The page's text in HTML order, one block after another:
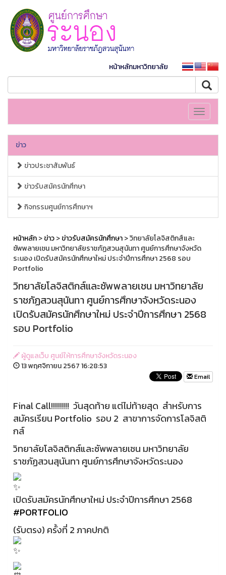
หน้าหลักมหาวิทยาลัย
Toggle
ข่าว
ข่าวประชาสัมพันธ์
ข่าวรับสมัครนักศึกษา
กิจกรรมศูนย์การศึกษาฯ
หน้าหลัก>ข่าว>ข่าวรับสมัครนักศึกษา> วิทยาลัยโลจิสติกส์และ
ซัพพลายเชน มหาวิทยาลัยราชภัฏสวนสุนันทา ศูนย์การศึกษาจังหวัด
ระนอง เปิดรับสมัครนักศึกษาใหม่ ประจำปีการศึกษา 2568 รอบ
Portfolio
วิทยาลัยโลจิสติกส์และซัพพลายเชน มหาวิทยาลัย
ราชภัฏสวนสุนันทา ศูนย์การศึกษาจังหวัดระนอง
เปิดรับสมัครนักศึกษาใหม่ ประจำปีการศึกษา 2568
รอบ Portfolio
ผู้ดูแลเว็บ ศูนย์ให้การศึกษาจังหวัดระนอง
13 พฤศจิกายน 2567 16:28:53
Email
Final Call!!!!!!!!! วันสุดท้าย แต่ไม่ท้ายสุด สำหรับการ
สมัครเรียน Portfolio รอบ 2 สาขาการจัดการโลจิสติ
กส์
วิทยาลัยโลจิสติกส์และซัพพลายเชน มหาวิทยาลัย
ราชภัฏสวนสุนันทา ศูนย์การศึกษาจังหวัดระนอง
เปิดรับสมัครนักศึกษาใหม่ ประจำปีการศึกษา 2568
#PORTFOLIO
(รับตรง) ครั้งที่ 2 ภาคปกติ